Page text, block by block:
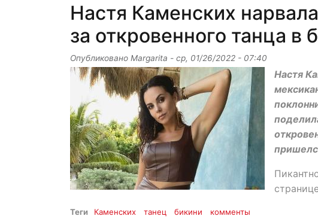
Настя Каменских
за откровенного танца в
Опубликовано Margarita - ср, 01/26/2022 - 07:40
Настя
Теги Каменских танец бикини комменты